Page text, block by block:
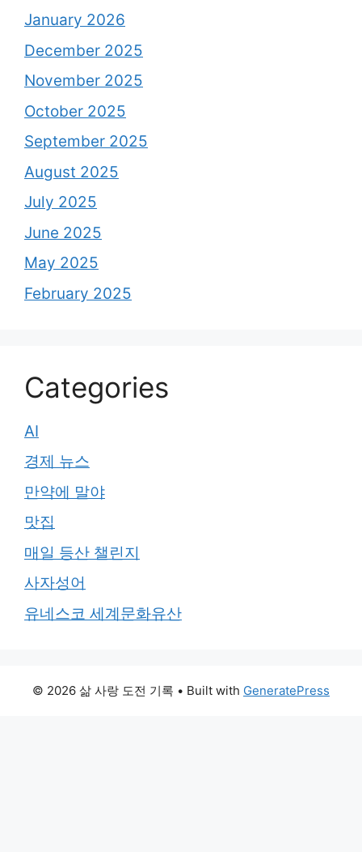
January 2026
December 2025
November 2025
October 2025
September 2025
August 2025
July 2025
June 2025
May 2025
February 2025
Categories
AI
경제 뉴스
만약에 말야
맛집
매일 등산 챌린지
사자성어
유네스코 세계문화유산
© 2026 삶 사랑 도전 기록 • Built with GeneratePress